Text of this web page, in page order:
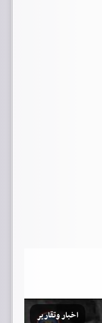
اخبار وتقارير